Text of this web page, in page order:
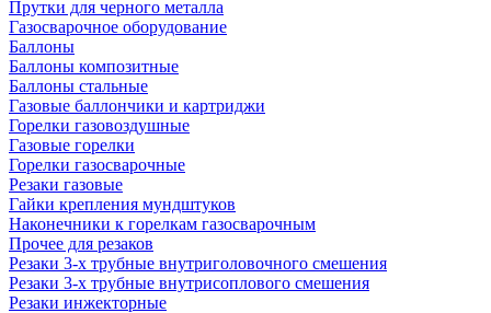
Прутки для черного металла
Газосварочное оборудование
Баллоны
Баллоны композитные
Баллоны стальные
Газовые баллончики и картриджи
Горелки газовоздушные
Газовые горелки
Горелки газосварочные
Резаки газовые
Гайки крепления мундштуков
Наконечники к горелкам газосварочным
Прочее для резаков
Резаки 3-х трубные внутриголовочного смешения
Резаки 3-х трубные внутрисоплового смешения
Резаки инжекторные